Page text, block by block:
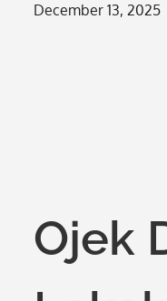
Posted
December 13, 2025
Ojek